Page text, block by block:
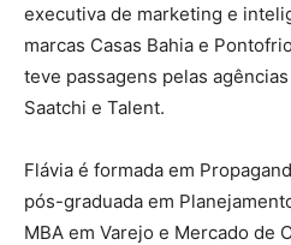
executiva de marketing e
marcas Casas Bahia e
teve passagens pelas
Saatchi e Talent.
Flávia é formada em
pós-graduada em
MBA em Varejo e Mercado de